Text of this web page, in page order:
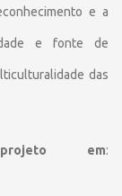
e a
e fonte de
das
em: